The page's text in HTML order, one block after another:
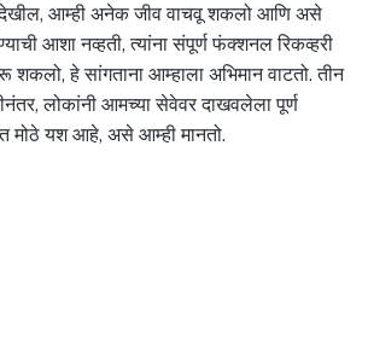
आम्ही अनेक जीव वाचवू शकलो आणि असे
आशा नव्हती, त्यांना संपूर्ण फंक्शनल रिकव्हरी
हे सांगताना आम्हाला अभिमान वाटतो. तीन
लोकांनी आमच्या सेवेवर दाखवलेला पूर्ण
मोठे यश आहे, असे आम्ही मानतो.